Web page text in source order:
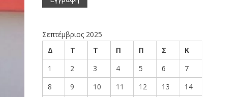
Σεπτέμβριος 2025
Δ
Τ Τ Π Π Σ
Κ
1
2 3 4 5 6
7
8
9 10 11 12 13
14